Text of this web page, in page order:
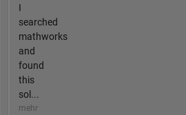
I
searched
mathworks
and
found
this
sol...
mehr